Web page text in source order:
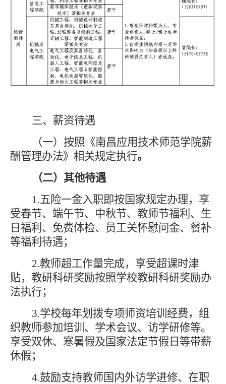
三、薪资待遇
（一）按照《南昌应用技术师范学院薪
酬管理办法》相关规定执行。
（二）其他待遇
1.五险一金入职即按国家规定办理，享
受春节、端午节、中秋节、教师节福利、生
日福利、免费体检、员工关怀慰问金、餐补
等福利待遇；
2.教师超工作量完成，享受超课时津
贴，教研科研奖励按照学校教研科研奖励办
法执行；
3.学校每年划拨专项师资培训经费，组
织教师参加培训、学术会议、访学研修等。
享受双休、寒暑假及国家法定节假日等带薪
休假；
4.鼓励支持教师国内外访学进修、在职